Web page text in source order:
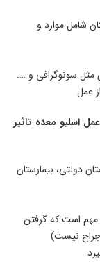
شامل موارد و
مثل سونوگرافی و ….
عمل
اسلیو معده تاثیر
دولتی، بیمارستان
است که گرفتن
جراح نیست)